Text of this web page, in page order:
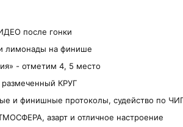
после гонки
лимонады на финише
- отметим 4, 5 место
КРУГ
и финишные протоколы, судейство по
азарт и отличное настроение